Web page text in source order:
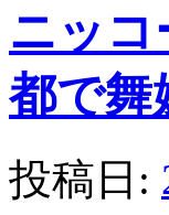
ニッ
都で舞
投稿日: